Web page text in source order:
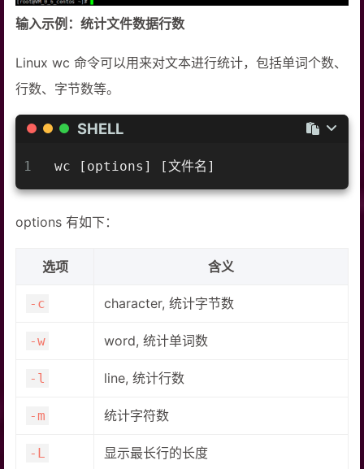
输入示例：统计文件数据行数
Linux wc 命令可以用来对文本进行统计，包括单词个数、
行数、字节数等。
SHELL
1 wc [options] [文件名]
options 有如下：
选项 含义
-c character, 统计字节数
-w word, 统计单词数
-l line, 统计行数
-m 统计字符数
-L 显示最长行的长度